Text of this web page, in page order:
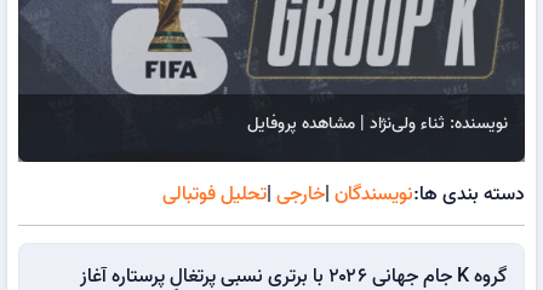
نویسنده: ثناء ولی‌نژاد | مشاهده پروفایل
دسته بندی ها:نویسندگان |خارجی |تحلیل فوتبالی
گروه K جام جهانی ۲۰۲۶ با برتری نسبی پرتغالِ پرستاره آغاز